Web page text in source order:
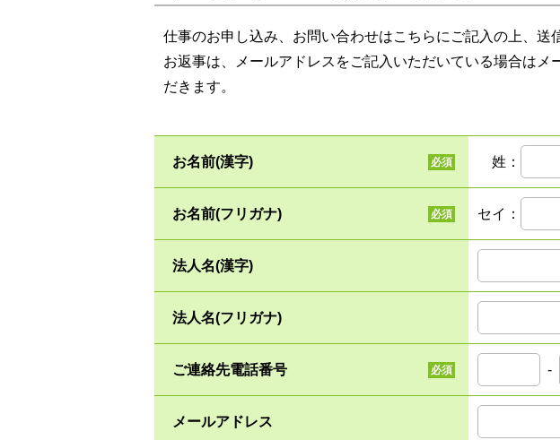
仕事のお申し込み、お問い合わせはこちらにご記入の上、送
お返事は、メールアドレスをご記入いただいている場合は
だきます。
お名前(漢字) 必須 姓：
お名前(フリガナ) 必須 セイ：
法人名(漢字)
法人名(フリガナ)
ご連絡先電話番号 必須 -
メールアドレス